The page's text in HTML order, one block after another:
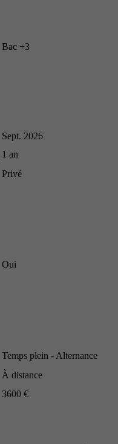
Bac +3
Sept. 2026
1 an
Privé
Oui
Temps plein - Alternance
À distance
3600 €